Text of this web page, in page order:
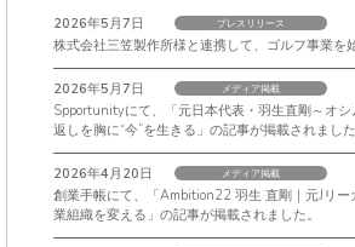
株式会社三笠製作所様と連携して、ゴルフ事業を
2026年5月7日 プレスリリース
Spportunityにて、「元日本代表・羽生直剛～オ
返しを胸に“今”を生きる」の記事が掲載されました
2026年5月7日 メディア掲載
創業手帳にて、「Ambition22 羽生 直剛｜元Jリ
業組織を変える」の記事が掲載されました。
2026年4月20日 メディア掲載